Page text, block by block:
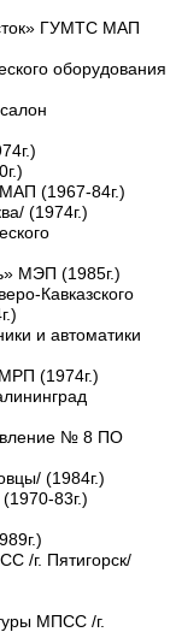
ГУМТС МАП
оборудования
(1967-84г.)
(1974г.)
МЭП (1985г.)
Кавказского
и автоматики
(1974г.)
№ 8 ПО
(1984г.)
83г.)
/г. Пятигорск/
МПСС /г.